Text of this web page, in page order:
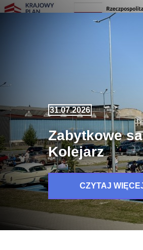
31.07.2026
Zabytkowe
Kolejarz
CZYTAJ